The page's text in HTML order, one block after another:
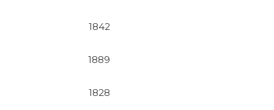
1842
1889
1828